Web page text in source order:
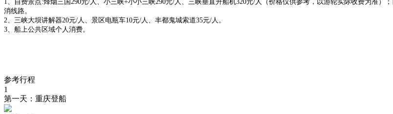
1、自费景点:烽烟三国290元/人、小三峡+小小三峡290元/人、三峡垂直升船机320元/人（价格仅供参考，以游轮实际收费为准）；
消线路。
2、三峡大坝讲解器20元/人、景区电瓶车10元/人、丰都鬼城索道35元/人。
3、船上公共区域个人消费。
参考行程
1
第一天：重庆登船